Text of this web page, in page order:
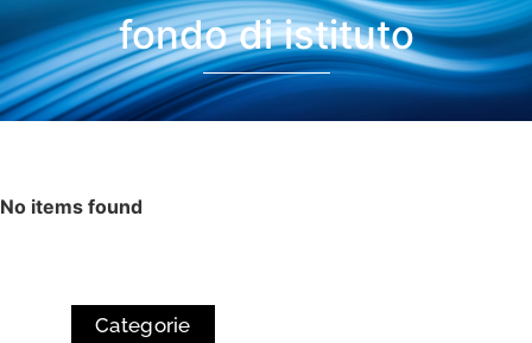
fondo di istituto
No items found
Categorie